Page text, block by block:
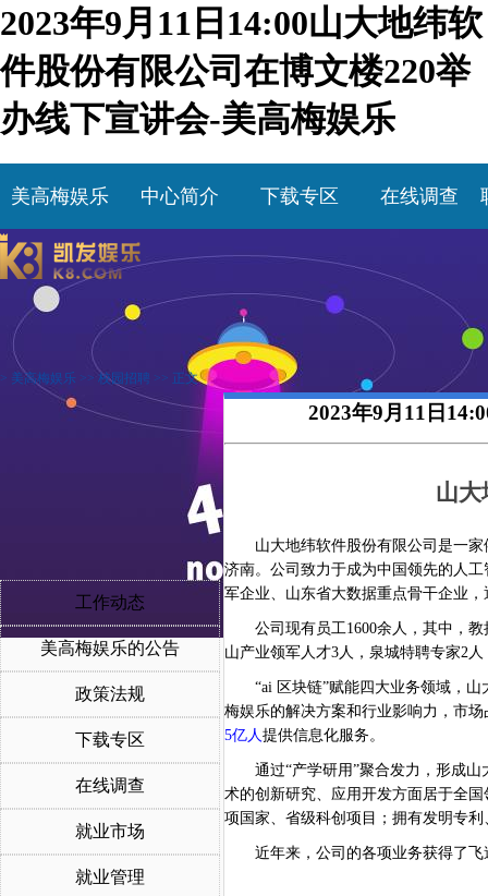
2023年9月11日14:00山大地纬软
件股份有限公司在博文楼220举
办线下宣讲会-美高梅娱乐
美高梅娱乐 中心简介 下载专区 在线调查
> 美高梅娱乐 >> 校园招聘 >> 正文
工作动态
美高梅娱乐的公告
政策法规
下载专区
在线调查
就业市场
就业管理
2023年9月11日
山大
山大地纬软件股份有限公司是一
济南。公司致力于成为中国领先的人
军企业、 山东省大数据重点骨干企业
公司现有员工1600余人，其中，
山产业领军人才3人，泉城特聘专家2人
“ai 区块链”赋能四大业务领域，山
梅娱乐的解决方案和行业影响力，市
5亿人提供信息化服务。
通过“产学研用”聚合发力，形成
术的创新研究、应用开发方面居于全
项国家、省级科创项目；拥有发明专
近年来，公司的各项业务获得了